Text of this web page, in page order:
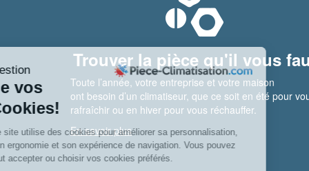
Trouver la pièce qu'il vous
Toute l’année, votre entreprise et votre maison
ont besoin d’un climatiseur, que ce soit en été pour
rafraîchir ou en hiver pour vous réchauffer.
En savoir plus